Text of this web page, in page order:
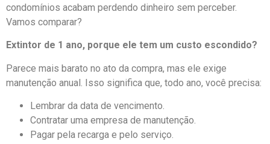
condomínios acabam perdendo dinheiro sem perceber.
Vamos comparar?
Extintor de 1 ano, porque ele tem um custo escondido?
Parece mais barato no ato da compra, mas ele exige
manutenção anual. Isso significa que, todo ano, você precisa:
Lembrar da data de vencimento.
Contratar uma empresa de manutenção.
Pagar pela recarga e pelo serviço.